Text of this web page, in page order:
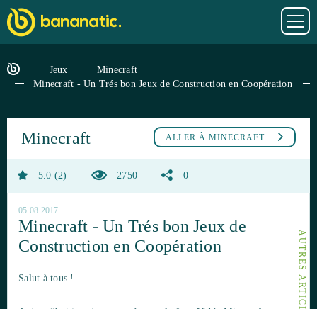
Jeux
Minecraft
Minecraft - Un Trés bon Jeux de Construction en Coopération
ALLER À MINECRAFT
Minecraft
5.0 2 2750 0
05.08.2017
Minecraft - Un Trés bon Jeux de
Construction en Coopération
Salut à tous !